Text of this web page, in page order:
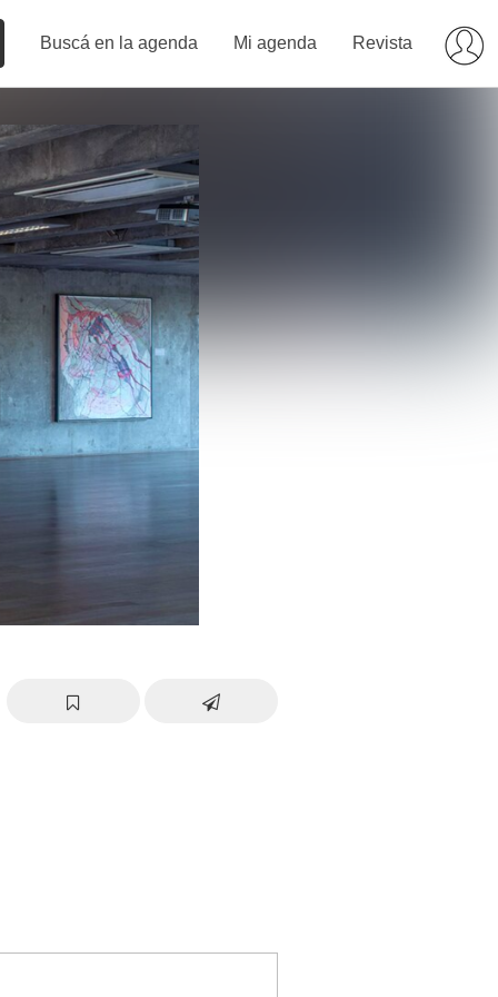
Buscá en la agenda Mi agenda Revista